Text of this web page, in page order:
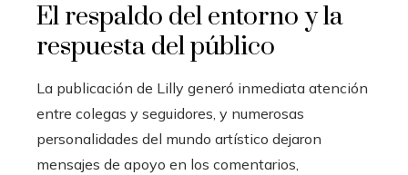
El respaldo del entorno y la
respuesta del público
La publicación de Lilly generó inmediata atención
entre colegas y seguidores, y numerosas
personalidades del mundo artístico dejaron
mensajes de apoyo en los comentarios,